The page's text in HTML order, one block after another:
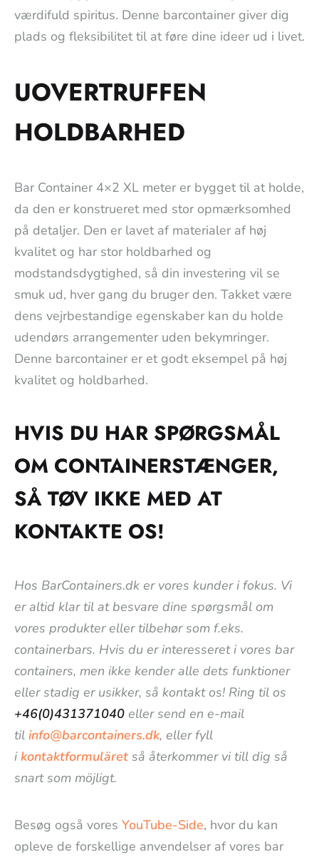
værdifuld spiritus. Denne barcontainer giver dig
plads og fleksibilitet til at føre dine ideer ud i livet.
UOVERTRUFFEN
HOLDBARHED
Bar Container 4×2 XL meter er bygget til at holde,
da den er konstrueret med stor opmærksomhed
på detaljer. Den er lavet af materialer af høj
kvalitet og har stor holdbarhed og
modstandsdygtighed, så din investering vil se
smuk ud, hver gang du bruger den. Takket være
dens vejrbestandige egenskaber kan du holde
udendørs arrangementer uden bekymringer.
Denne barcontainer er et godt eksempel på høj
kvalitet og holdbarhed.
HVIS DU HAR SPØRGSMÅL
OM CONTAINERSTÆNGER,
SÅ TØV IKKE MED AT
KONTAKTE OS!
Hos BarContainers.dk er vores kunder i fokus. Vi
er altid klar til at besvare dine spørgsmål om
vores produkter eller tilbehør som f.eks.
containerbars. Hvis du er interesseret i vores bar
containers, men ikke kender alle dets funktioner
eller stadig er usikker, så kontakt os! Ring til os
+46(0)431371040 eller send en e-mail
til info@barcontainers.dk, eller fyll
i kontaktformuläret så återkommer vi till dig så
snart som möjligt.
Besøg også vores YouTube-Side, hvor du kan
opleve de forskellige anvendelser af vores bar